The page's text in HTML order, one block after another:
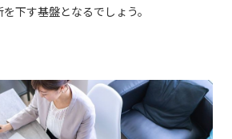
下す基盤となるでしょう。